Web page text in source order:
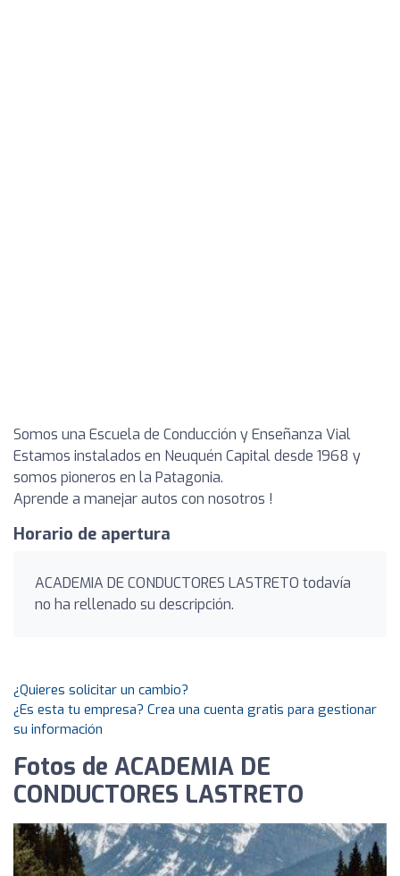
Somos una Escuela de Conducción y Enseñanza Vial
Estamos instalados en Neuquén Capital desde 1968 y
somos pioneros en la Patagonia.
Aprende a manejar autos con nosotros !
Horario de apertura
ACADEMIA DE CONDUCTORES LASTRETO todavía
no ha rellenado su descripción.
¿Quieres solicitar un cambio?
¿Es esta tu empresa? Crea una cuenta gratis para gestionar
su información
Fotos de ACADEMIA DE
CONDUCTORES LASTRETO